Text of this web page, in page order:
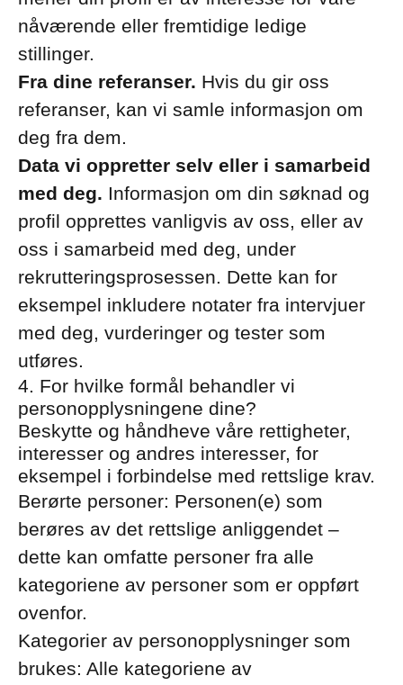
nåværende eller fremtidige ledige
stillinger.
Fra dine referanser. Hvis du gir oss
referanser, kan vi samle informasjon om
deg fra dem.
Data vi oppretter selv eller i samarbeid
med deg. Informasjon om din søknad og
profil opprettes vanligvis av oss, eller av
oss i samarbeid med deg, under
rekrutteringsprosessen. Dette kan for
eksempel inkludere notater fra intervjuer
med deg, vurderinger og tester som
utføres.
4. For hvilke formål behandler vi
personopplysningene dine?
Beskytte og håndheve våre rettigheter,
interesser og andres interesser, for
eksempel i forbindelse med rettslige krav.
Berørte personer: Personen(e) som
berøres av det rettslige anliggendet –
dette kan omfatte personer fra alle
kategoriene av personer som er oppført
ovenfor.
Kategorier av personopplysninger som
brukes: Alle kategoriene av